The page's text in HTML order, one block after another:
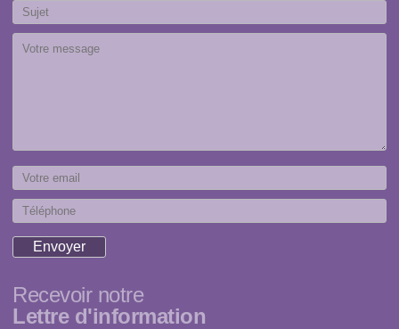
Recevoir notre
Lettre d'information